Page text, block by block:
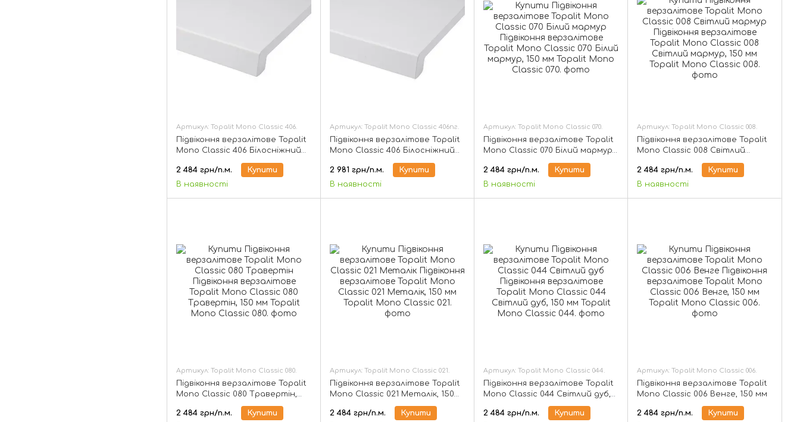
Артикул: Topalit Mono Classic 406.
Підвіконня верзалітове Topalit
Mono Classic 406 Білосніжний
матовий, 150 мм
2 484 грн/п.м.
Купити
В наявності
Артикул: Topalit Mono Classic 406пг.
Підвіконня верзалітове Topalit
Mono Classic 406 Білосніжний
напівглянець, 150 мм
2 981 грн/п.м.
Купити
В наявності
Артикул: Topalit Mono Classic 070.
Підвіконня верзалітове Topalit
Mono Classic 070 Білий мармур,
2 484 грн/п.м.
Купити
В наявності
Артикул: Topalit Mono Classic 008.
Підвіконня верзалітове Topalit
Mono Classic 008 Світлий
2 484 грн/п.м.
Купити
В наявності
Артикул: Topalit Mono Classic 080.
Підвіконня верзалітове Topalit
Mono Classic 080 Травертін,
2 484 грн/п.м.
Купити
Артикул: Topalit Mono Classic 021.
Підвіконня верзалітове Topalit
Mono Classic 021 Металік, 150
2 484 грн/п.м.
Купити
Артикул: Topalit Mono Classic 044.
Підвіконня верзалітове Topalit
Mono Classic 044 Світлий дуб,
2 484 грн/п.м.
Купити
Артикул: Topalit Mono Classic 006.
Підвіконня верзалітове Topalit
Mono Classic 006 Венге, 150 мм
2 484 грн/п.м.
Купити